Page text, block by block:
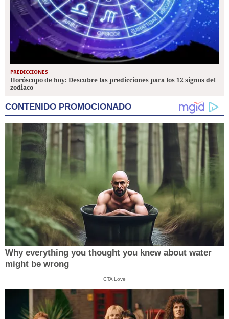
PREDICCIONES
Horóscopo de hoy: Descubre las predicciones para los 12 signos del
zodiaco
CONTENIDO PROMOCIONADO
Why everything you thought you knew about water
might be wrong
CTA Love